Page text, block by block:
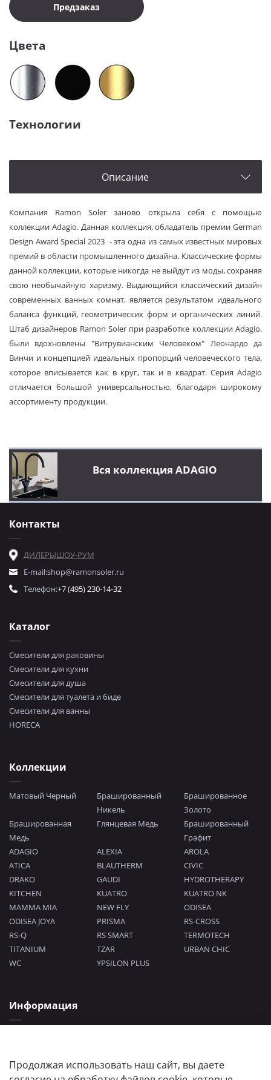
Предзаказ
Цвета
Технологии
Вся коллекция ADAGIO
Описание
Компания Ramon Soler заново открыла себя с помощью
коллекции Adagio. Данная коллекция, обладатель премии German
Design Award Special 2023 - эта одна из самых известных мировых
премий в области промышленного дизайна. Классические формы
данной коллекции, которые никогда не выйдут из моды, сохраняя
свою необычайную харизму. Выдающийся классический дизайн
современных ванных комнат, является результатом идеального
баланса функций, геометрических форм и органических линий.
Штаб дизайнеров Ramon Soler при разработке коллекции Adagio,
были вдохновлены "Витрувианским Человеком" Леонардо да
Винчи и концепцией идеальных пропорций человеческого тела,
которое вписывается как в круг, так и в квадрат. Серия Adagio
отличается большой универсальностью, благодаря широкому
ассортименту продукции.
Каталог
Смесители для раковины
Смесители для кухни
Смесители для душа
Смесители для туалета и биде
Смесители для ванны
HORECA
Коллекции
Матовый Черный
Брашированный
Никель
Брашированное
Золото
Брашированная
Медь
Глянцевая Медь
Брашированный
Графит
ADAGIO
ALEXIA
AROLA
ATICA
BLAUTHERM
CIVIC
DRAKO
GAUDI
HYDROTHERAPY
KITCHEN
KUATRO
KUATRO NK
MAMMA MIA
NEW FLY
ODISEA
ODISEA JOYA
PRISMA
RS-CROSS
RS-Q
RS SMART
TERMOTECH
TITANIUM
TZAR
URBAN CHIC
WC
YPSILON PLUS
Информация
Пользовательское соглашение
Контакты
ДИЛЕРЫШОУ-РУМ
E-mail:shop@ramonsoler.ru
Телефон:+7 (495) 230-14-32
Продолжая использовать наш сайт, вы даете